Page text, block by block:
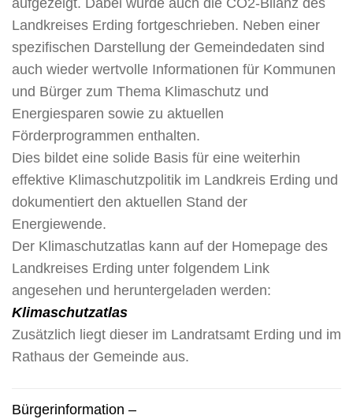
Landkreises Erding fortgeschrieben. Neben einer
spezifischen Darstellung der Gemeindedaten sind
auch wieder wertvolle Informationen für Kommunen
und Bürger zum Thema Klimaschutz und
Energiesparen sowie zu aktuellen
Förderprogrammen enthalten.
Dies bildet eine solide Basis für eine weiterhin
effektive Klimaschutzpolitik im Landkreis Erding und
dokumentiert den aktuellen Stand der
Energiewende.
Der Klimaschutzatlas kann auf der Homepage des
Landkreises Erding unter folgendem Link
angesehen und heruntergeladen werden:
Klimaschutzatlas
Zusätzlich liegt dieser im Landratsamt Erding und im
Rathaus der Gemeinde aus.
Bürgerinformation –